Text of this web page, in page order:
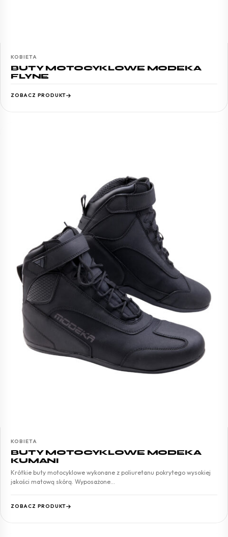
KOBIETA
BUTY MOTOCYKLOWE MODEKA
FLYNE
ZOBACZ PRODUKT
KOBIETA
BUTY MOTOCYKLOWE MODEKA
KUMANI
Krótkie buty motocyklowe wykonane z poliuretanu pokrytego wysokiej
jakości matową skórą. Wyposażone…
ZOBACZ PRODUKT